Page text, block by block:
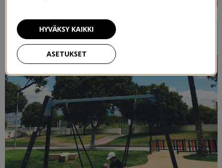
ASETUKSET
HYVÄKSY KAIKKI